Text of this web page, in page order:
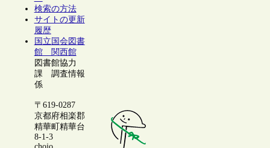
検索の方法
サイトの更新
履歴
国立国会図書
館 関西館
図書館協力
課 調査情報
係
〒619-0287
京都府相楽郡
精華町精華台
8-1-3